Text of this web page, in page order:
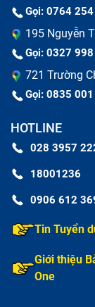
Gọi: 0764
195 Nguyễn
Gọi: 0327
721 Trường
Gọi: 0835 001
HOTLINE
028 3957
18001236
0906 612
Tin Tuyển
Giới thiệu
One